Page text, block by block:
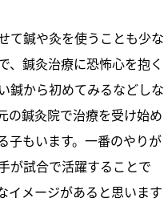
て鍼や灸を使うことも少な
、鍼灸治療に恐怖心を抱く
鍼から初めてみるなどしな
の鍼灸院で治療を受け始め
子もいます。一番のやりが
が試合で活躍することで
イメージがあると思います